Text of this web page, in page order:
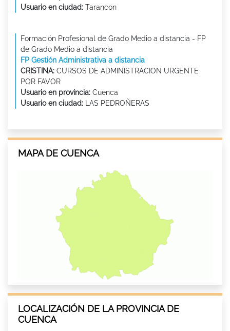
Usuario en ciudad: Tarancon
Formación Profesional de Grado Medio a distancia - FP
de Grado Medio a distancia
FP Gestión Administrativa a distancia
CRISTINA: CURSOS DE ADMINISTRACION URGENTE
POR FAVOR
Usuario en provincia: Cuenca
Usuario en ciudad: LAS PEDROÑERAS
MAPA DE CUENCA
LOCALIZACIÓN DE LA PROVINCIA DE
CUENCA